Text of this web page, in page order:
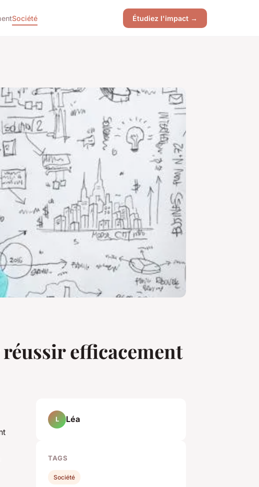
Société Étudiez l'impact →
efficacement
L Léa
TAGS
Société